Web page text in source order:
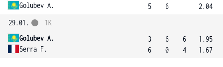
Golubev A.
5
6
2.04
29.01.
Golubev A.
Serra F.
1K
3
6
6
0
6
4
1.95
1.67